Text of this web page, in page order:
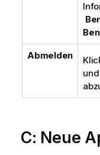
Abmelden
C: Neue